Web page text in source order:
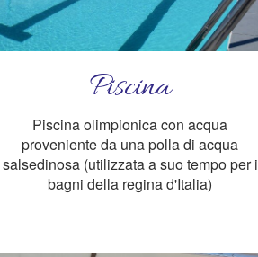
Piscina
Piscina olimpionica con acqua
proveniente da una polla di acqua
salsedinosa (utilizzata a suo tempo per i
bagni della regina d'Italia)